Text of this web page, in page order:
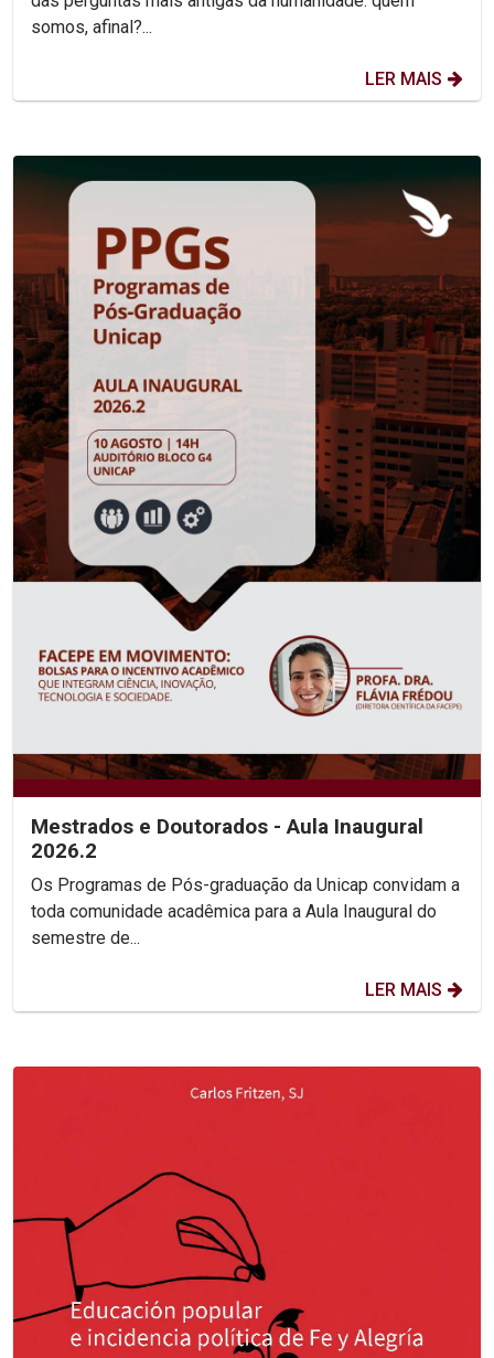
somos, afinal?...
LER MAIS
Mestrados e Doutorados - Aula Inaugural
2026.2
Os Programas de Pós-graduação da Unicap convidam a
toda comunidade acadêmica para a Aula Inaugural do
semestre de...
LER MAIS